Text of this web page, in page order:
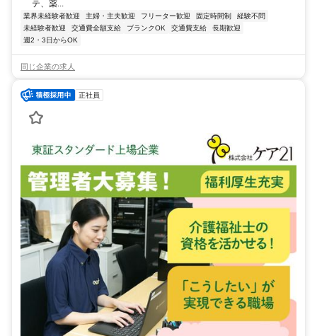
テ、薬...
業界未経験者歓迎 主婦・主夫歓迎 フリーター歓迎 固定時間制
経験不問
未経験者歓迎
交通費全額支給 ブランクOK 交通費支給
長期歓迎
週2・3日からOK
同じ企業の求人
正社員